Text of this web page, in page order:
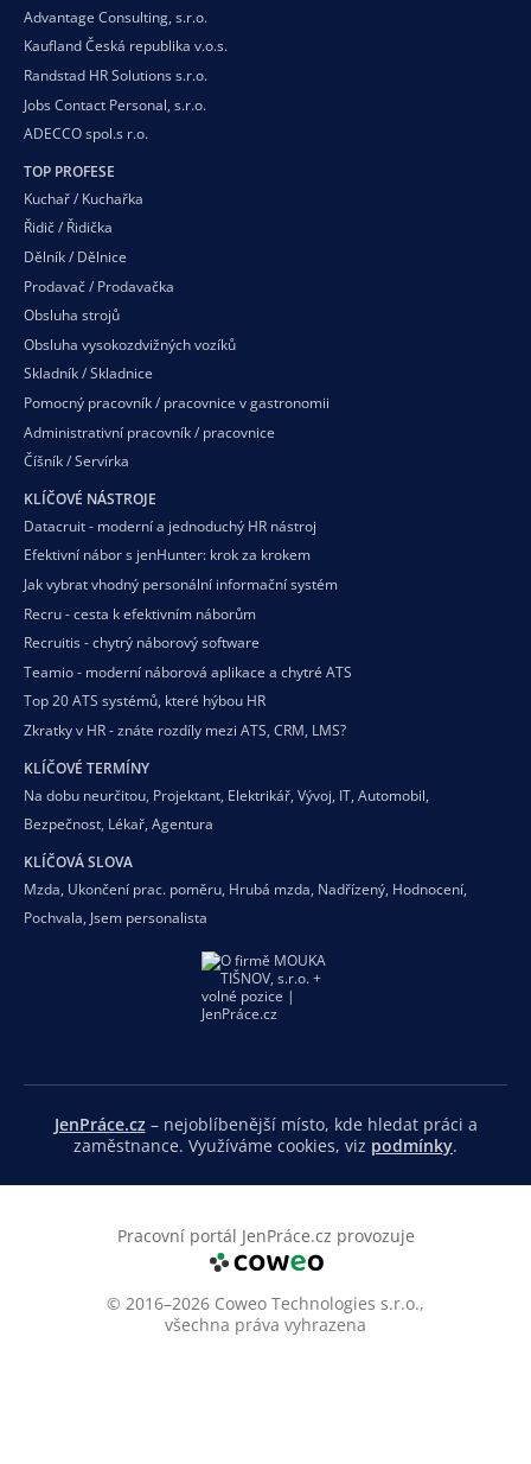
Advantage Consulting, s.r.o.
Kaufland Česká republika v.o.s.
Randstad HR Solutions s.r.o.
Jobs Contact Personal, s.r.o.
ADECCO spol.s r.o.
TOP PROFESE
Kuchař / Kuchařka
Řidič / Řidička
Dělník / Dělnice
Prodavač / Prodavačka
Obsluha strojů
Obsluha vysokozdvižných vozíků
Skladník / Skladnice
Pomocný pracovník / pracovnice v gastronomii
Administrativní pracovník / pracovnice
Číšník / Servírka
KLÍČOVÉ NÁSTROJE
Datacruit - moderní a jednoduchý HR nástroj
Efektivní nábor s jenHunter: krok za krokem
Jak vybrat vhodný personální informační systém
Recru - cesta k efektivním náborům
Recruitis - chytrý náborový software
Teamio - moderní náborová aplikace a chytré ATS
Top 20 ATS systémů, které hýbou HR
Zkratky v HR - znáte rozdíly mezi ATS, CRM, LMS?
KLÍČOVÉ TERMÍNY
Na dobu neurčitou, Projektant, Elektrikář, Vývoj, IT, Automobil,
Bezpečnost, Lékař, Agentura
KLÍČOVÁ SLOVA
Mzda, Ukončení prac. poměru, Hrubá mzda, Nadřízený, Hodnocení,
Pochvala, Jsem personalista
JenPráce.cz– nejoblíbenější místo, kde hledat práci a
zaměstnance. Využíváme cookies, viz podmínky.
Pracovní portál JenPráce.cz provozuje
© 2016–2026 Coweo Technologies s.r.o.,
všechna práva vyhrazena